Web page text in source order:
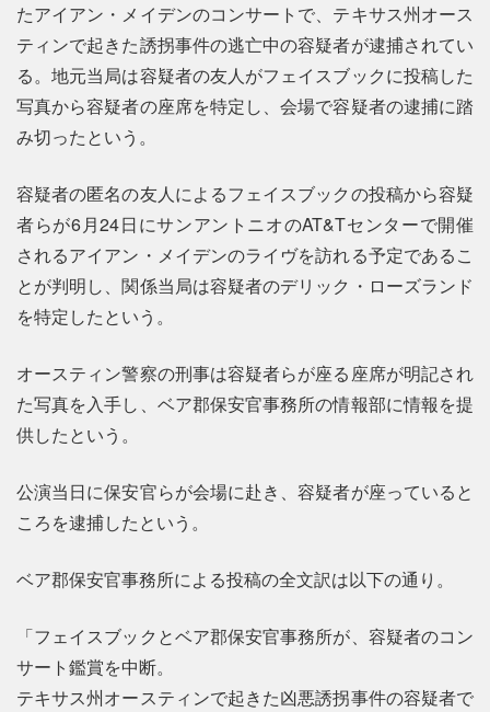
たアイアン・メイデンのコンサートで、テキサス州オース
ティンで起きた誘拐事件の逃亡中の容疑者が逮捕されてい
る。地元当局は容疑者の友人がフェイスブックに投稿した
写真から容疑者の座席を特定し、会場で容疑者の逮捕に踏
み切ったという。
容疑者の匿名の友人によるフェイスブックの投稿から容疑
者らが6月24日にサンアントニオのAT&Tセンターで開催
されるアイアン・メイデンのライヴを訪れる予定であるこ
とが判明し、関係当局は容疑者のデリック・ローズランド
を特定したという。
オースティン警察の刑事は容疑者らが座る座席が明記され
た写真を入手し、ベア郡保安官事務所の情報部に情報を提
供したという。
公演当日に保安官らが会場に赴き、容疑者が座っていると
ころを逮捕したという。
ベア郡保安官事務所による投稿の全文訳は以下の通り。
「フェイスブックとベア郡保安官事務所が、容疑者のコン
サート鑑賞を中断。
テキサス州オースティンで起きた凶悪誘拐事件の容疑者で